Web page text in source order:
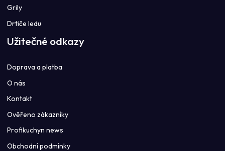
Grily
Drtiče ledu
Užitečné odkazy
Doprava a platba
O nás
Kontakt
Ověřeno zákazníky
Profikuchyn news
Obchodní podmínky